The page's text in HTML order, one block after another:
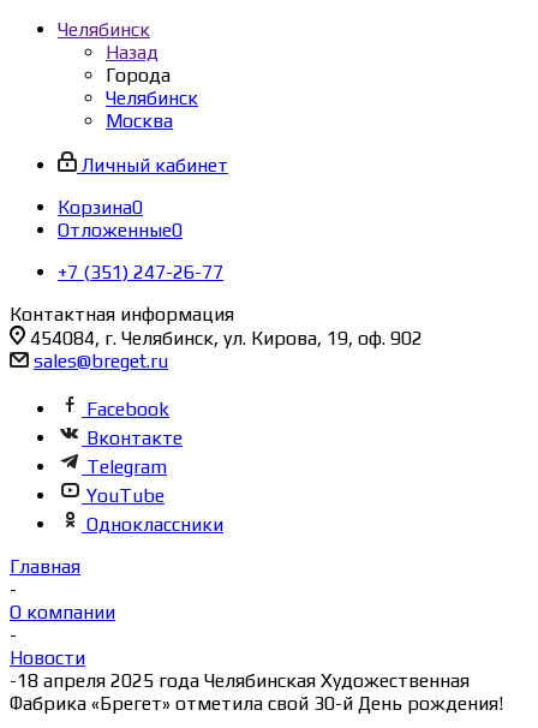
Челябинск
Назад
Города
Челябинск
Москва
Личный кабинет
Корзина0
Отложенные0
+7 (351) 247-26-77
Контактная информация
454084, г. Челябинск, ул. Кирова, 19, оф. 902
sales@breget.ru
Facebook
Вконтакте
Telegram
YouTube
Одноклассники
Главная
-
О компании
-
Новости
-18 апреля 2025 года Челябинская Художественная
Фабрика «Брегет» отметила свой 30-й День рождения!